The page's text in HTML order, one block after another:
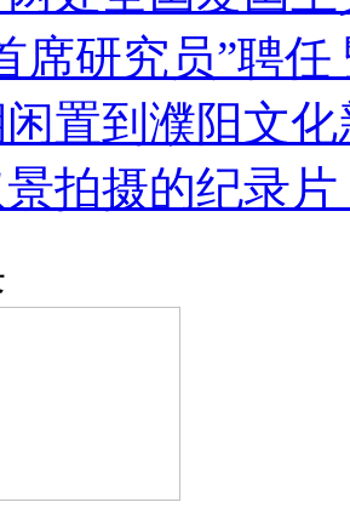
席研究员”聘
置到濮阳文
拍摄的纪录